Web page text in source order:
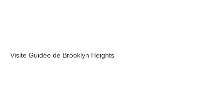
Visite Guidée de Brooklyn Heights